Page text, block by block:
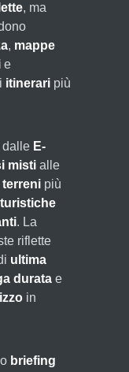
, ma
, mappe
e
itinerari più
dalle E-
misti alle
terreni più
turistiche
. La
riflette
ultima
durata e
in
briefing